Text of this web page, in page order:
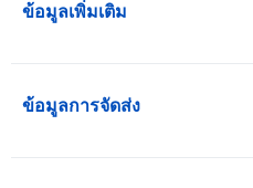
ข้อมูลเพิ่มเติม
ข้อมูลการจัดส่ง